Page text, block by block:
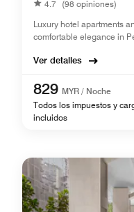
4.7 (98 opiniones)
Luxury hotel apartments
comfortable elegance in
Ver detalles
829 MYR / Noche
Todos los impuestos y
incluidos